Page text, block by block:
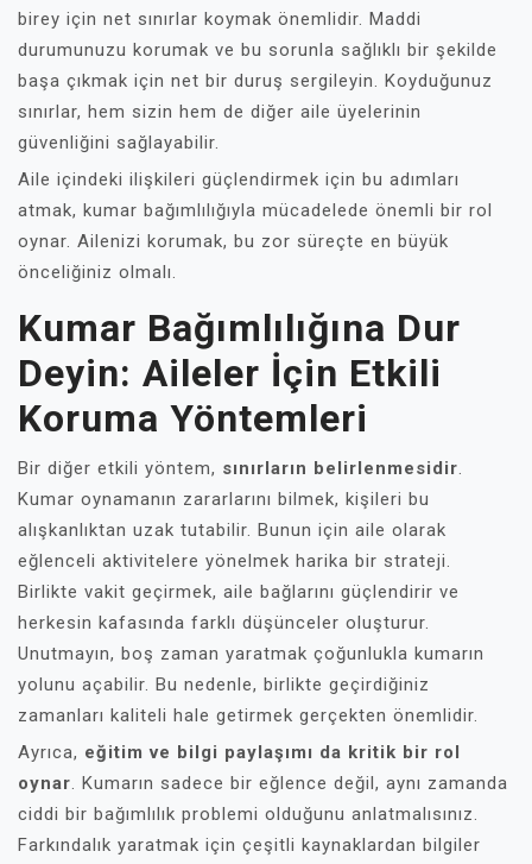
birey için net sınırlar koymak önemlidir. Maddi
durumunuzu korumak ve bu sorunla sağlıklı bir şekilde
başa çıkmak için net bir duruş sergileyin. Koyduğunuz
sınırlar, hem sizin hem de diğer aile üyelerinin
güvenliğini sağlayabilir.
Aile içindeki ilişkileri güçlendirmek için bu adımları
atmak, kumar bağımlılığıyla mücadelede önemli bir rol
oynar. Ailenizi korumak, bu zor süreçte en büyük
önceliğiniz olmalı.
Kumar Bağımlılığına Dur
Deyin: Aileler İçin Etkili
Koruma Yöntemleri
Bir diğer etkili yöntem, sınırların belirlenmesidir.
Kumar oynamanın zararlarını bilmek, kişileri bu
alışkanlıktan uzak tutabilir. Bunun için aile olarak
eğlenceli aktivitelere yönelmek harika bir strateji.
Birlikte vakit geçirmek, aile bağlarını güçlendirir ve
herkesin kafasında farklı düşünceler oluşturur.
Unutmayın, boş zaman yaratmak çoğunlukla kumarın
yolunu açabilir. Bu nedenle, birlikte geçirdiğiniz
zamanları kaliteli hale getirmek gerçekten önemlidir.
Ayrıca, eğitim ve bilgi paylaşımı da kritik bir rol
oynar. Kumarın sadece bir eğlence değil, aynı zamanda
ciddi bir bağımlılık problemi olduğunu anlatmalısınız.
Farkındalık yaratmak için çeşitli kaynaklardan bilgiler